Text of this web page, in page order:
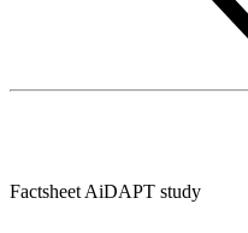
Factsheet AiDAPT study